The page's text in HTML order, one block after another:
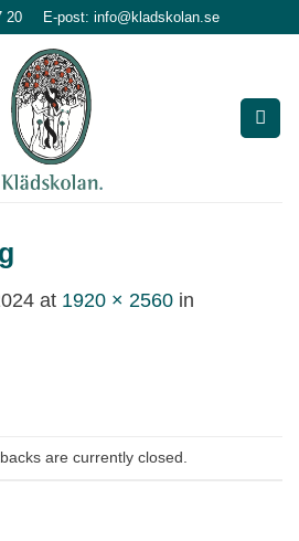
20 E-post: info@kladskolan.se
at 1920 × 2560 in
are currently closed.